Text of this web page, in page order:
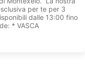
per te per 3
dalle 13:00 fino
* VASCA